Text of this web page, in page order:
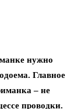
нужно
Главное
– не
проводки.